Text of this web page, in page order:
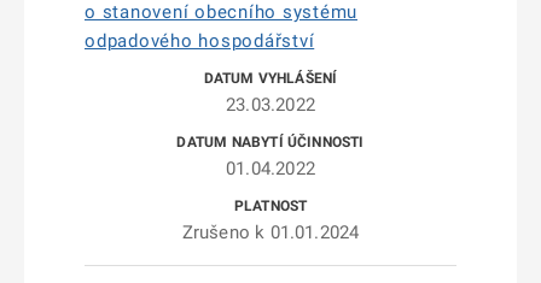
o stanovení obecního systému
odpadového hospodářství
23.03.2022
01.04.2022
Zrušeno k 01.01.2024